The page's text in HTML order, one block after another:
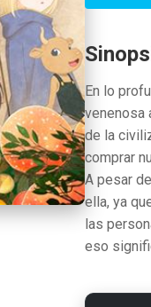
En lo
venenosa
de la
comprar
A pesar
ella, ya
las
eso